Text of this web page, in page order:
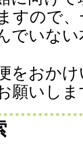
すので
でいな
をおか
願いしま